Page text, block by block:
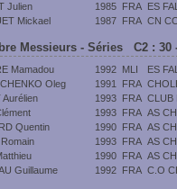
Julien 1985 FRA ES
Mickael 1987 FRA CN
Messieurs - Séries C2 : 30
Mamadou 1992 MLI
ES
Oleg 1991 FRA
Aurélien 1993 FRA CLUB
1993 FRA AS
Quentin 1990 FRA AS
1993 FRA AS
1990 FRA AS
Guillaume 1992 FRA C.O